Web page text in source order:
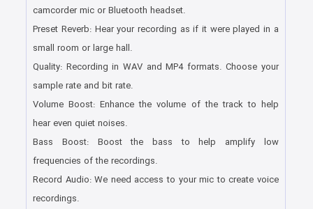
camcorder mic or Bluetooth headset.
Preset Reverb: Hear your recording as if it were played in a
small room or large hall.
Quality: Recording in WAV and MP4 formats. Choose your
sample rate and bit rate.
Volume Boost: Enhance the volume of the track to help
hear even quiet noises.
Bass Boost: Boost the bass to help amplify low
frequencies of the recordings.
Record Audio: We need access to your mic to create voice
recordings.